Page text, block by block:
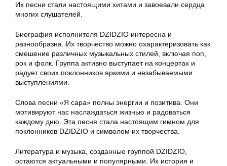
Их песни стали настоящими хитами и завоевали сердца
многих слушателей.
Биография исполнителя DZIDZIO интересна и
разнообразна. Их творчество можно охарактеризовать как
смешение различных музыкальных стилей, включая поп,
рок и фолк. Группа активно выступает на концертах и
радует своих поклонников яркими и незабываемыми
выступлениями.
Слова песни «Я сара» полны энергии и позитива. Они
мотивируют нас наслаждаться жизнью и радоваться
каждому дню. Эта песня стала настоящим гимном для
поклонников DZIDZIO и символом их творчества.
Литература и музыка, созданные группой DZIDZIO,
остаются актуальными и популярными. Их история и